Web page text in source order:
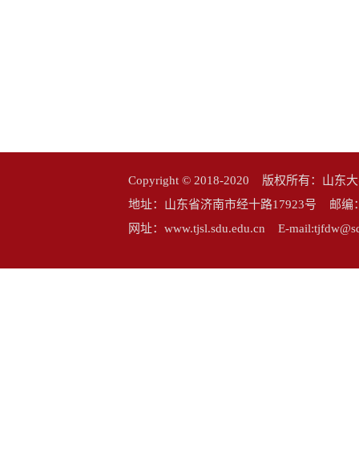
Copyright © 2018-2020 版权所有：山东
地址：山东省济南市经十路17923号 邮
网址：www.tjsl.sdu.edu.cn E-